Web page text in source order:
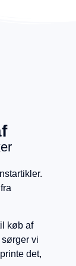
køb af
vi
det,